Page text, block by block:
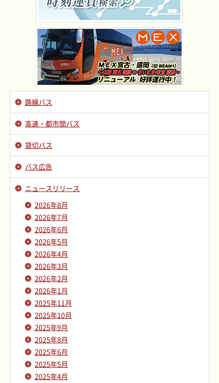
路線バス
高速・都市間バス
貸切バス
バス広告
ニュースリリース
2026年8月
2026年7月
2026年6月
2026年5月
2026年4月
2026年3月
2026年2月
2026年1月
2025年11月
2025年10月
2025年9月
2025年8月
2025年6月
2025年5月
2025年4月